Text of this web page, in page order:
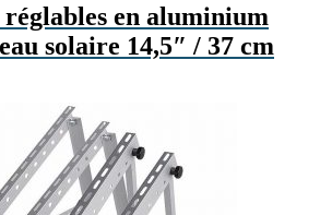
réglables en aluminium
solaire 14,5″ / 37 cm